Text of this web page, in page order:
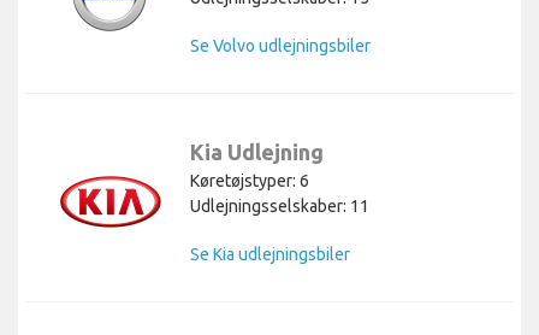
Se Volvo udlejningsbiler
Kia Udlejning
Køretøjstyper: 6
Udlejningsselskaber: 11
Se Kia udlejningsbiler